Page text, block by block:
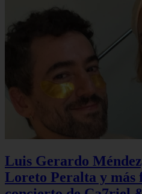
Luis Gerardo
Loreto Peralta y más